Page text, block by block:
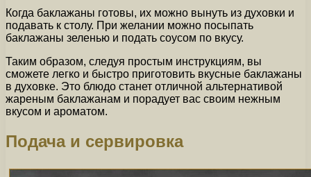
Когда баклажаны готовы, их можно вынуть из духовки и
подавать к столу. При желании можно посыпать
баклажаны зеленью и подать соусом по вкусу.
Таким образом, следуя простым инструкциям, вы
сможете легко и быстро приготовить вкусные баклажаны
в духовке. Это блюдо станет отличной альтернативой
жареным баклажанам и порадует вас своим нежным
вкусом и ароматом.
Подача и сервировка